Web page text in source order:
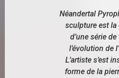
Néandertal
sculpture est la
d’une série
l’évolution de
L’artiste s’est
forme de la